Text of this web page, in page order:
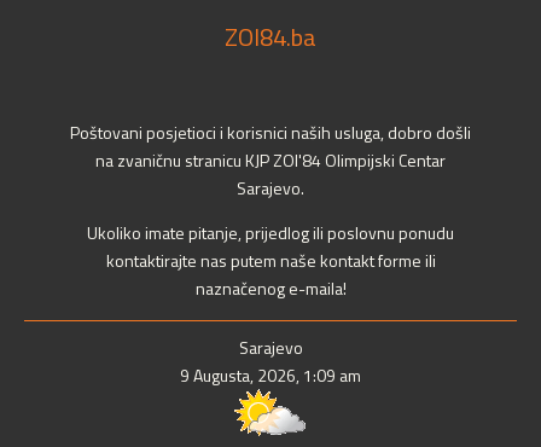
ZOI84.ba
Poštovani posjetioci i korisnici naših usluga, dobro došli
na zvaničnu stranicu KJP ZOI'84 Olimpijski Centar
Sarajevo.
Ukoliko imate pitanje, prijedlog ili poslovnu ponudu
kontaktirajte nas putem naše kontakt forme ili
naznačenog e-maila!
Sarajevo
9 Augusta, 2026, 1:09 am